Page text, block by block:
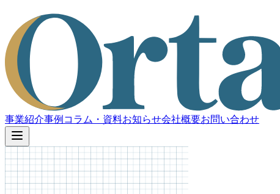
事業紹介事例 コラム・資料お知らせ会社概要お問い合わせ